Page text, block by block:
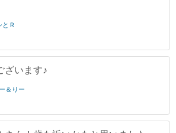
とＲ
ざいます♪
＆りー